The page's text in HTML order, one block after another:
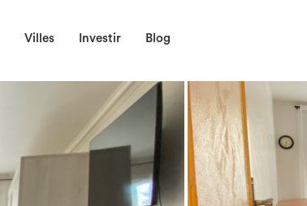
Villes Investir Blog